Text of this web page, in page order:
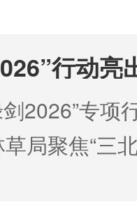
全力推进
提升工程建
线面交织
巴林右旗
丝毫不见
的是，如
野兔频现
物的频频“
人员第一时
和全面检
重点保护野
查，发现
运动功能
行动亮
2026”专项
局聚焦“三
护修复等